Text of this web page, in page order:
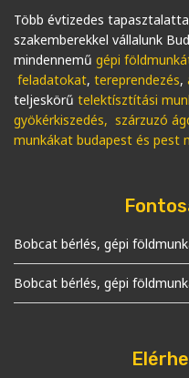
Több évtizedes
szakemberekkel vállalunk
mindennemű gépi
feladatokat, tereprendezés,
teljeskörű telektísztítási
gyökérkiszedés, szárzuzó
munkákat budapest és pest
Bobcat bérlés, gépi
Bobcat bérlés, gépi